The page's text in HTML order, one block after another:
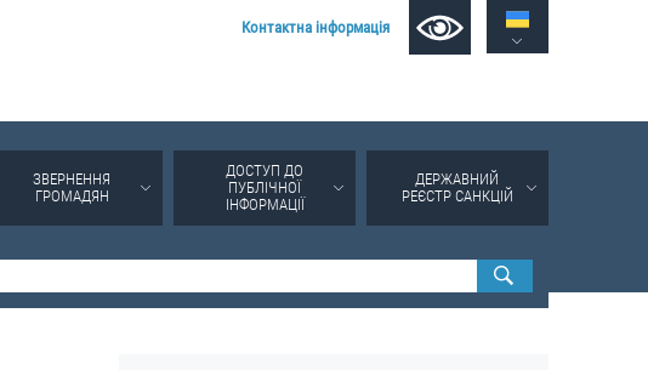
Контактна інформація
ЗВЕРНЕННЯ
ГРОМАДЯН
ДОСТУП ДО
ПУБЛІЧНОЇ
ІНФОРМАЦІЇ
ДЕРЖАВНИЙ
РЕЄСТР САНКЦІЙ